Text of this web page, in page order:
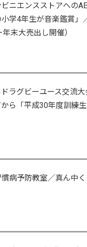
ニエンスストアへの
学4年生が音楽鑑賞」
末大売出し開催）
ラグビーユース交流大
ら「平成30年度訓練
病予防教室／真ん中